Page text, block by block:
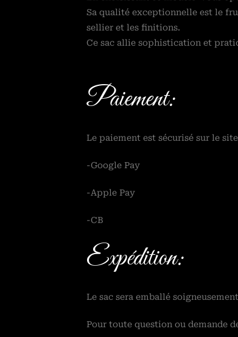
Sa qualité exceptionnelle est le
sellier et les finitions.
Ce sac allie sophistication et
Paiement:
Le paiement est sécurisé sur le
-Google Pay
-Apple Pay
-CB
Expédition:
Le sac sera emballé
Pour toute question ou demande